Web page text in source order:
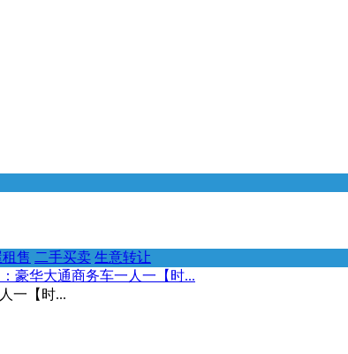
售 二手买卖 生意转让
豪华大通商务车一人一【时...
一【时...